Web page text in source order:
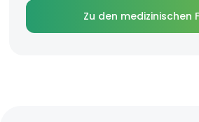
Zu den medizinischen